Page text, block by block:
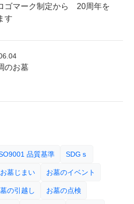
ゴマーク制定から 20周年を
す
のお墓
品質基準 SDGｓ
お墓じまい お墓のイベント
の引越し お墓の点検